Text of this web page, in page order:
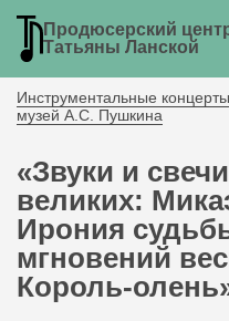
Продюсерский
Татьяны Ланской
Инструментальные концерты
музей А.С. Пушкина
«Звуки и
великих:
Ирония
мгновений